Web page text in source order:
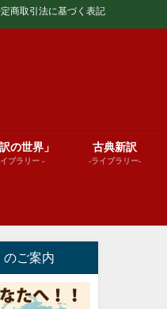
商取引法に基づく表記
の世界」
ブラリー -
古典新訳
-ライブラリー-
）
のご案内